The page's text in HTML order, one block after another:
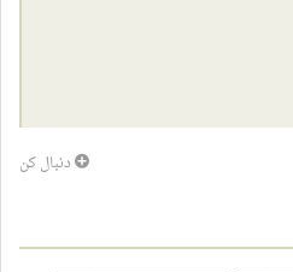
دنبال کن